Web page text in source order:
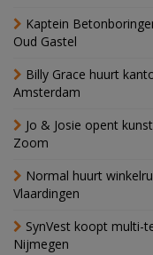
Kaptein
Oud Gastel
Billy Grace huurt
Amsterdam
Jo & Josie opent
Zoom
Normal huurt
Vlaardingen
SynVest koopt multi-
Nijmegen